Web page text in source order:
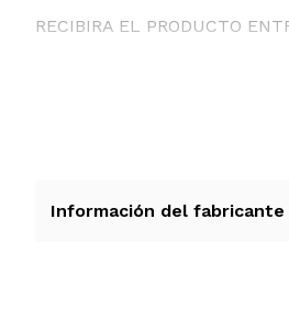
RECIBIRA EL PRODUCTO
Información del fabricante